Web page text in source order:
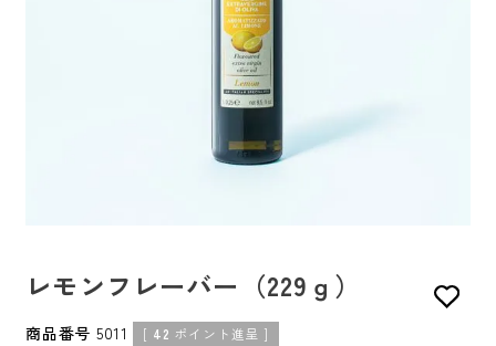
レモンフレーバー（229ｇ）
商品番号 5011 [ 42 ポイント進呈 ]